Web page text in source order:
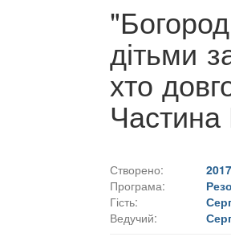
дітьми
хто
Створено:
Програма:
Гість:
Ведучий: